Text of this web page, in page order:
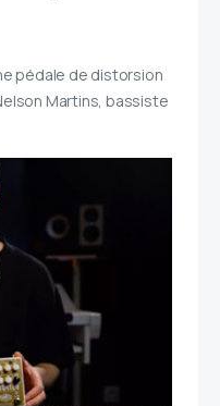
pédale de distorsion
Martins, bassiste